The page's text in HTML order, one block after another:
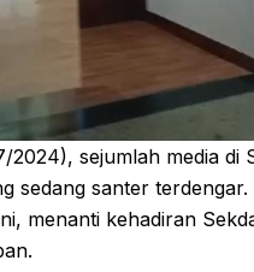
2024), sejumlah media di
sedang santer
menanti kehadiran